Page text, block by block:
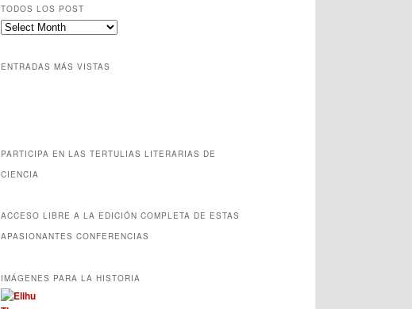
TODOS LOS POST
ENTRADAS MÁS VISTAS
PARTICIPA EN LAS TERTULIAS LITERARIAS DE
CIENCIA
ACCESO LIBRE A LA EDICIÓN COMPLETA DE ESTAS
APASIONANTES CONFERENCIAS
IMÁGENES PARA LA HISTORIA